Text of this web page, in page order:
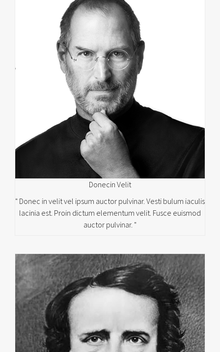
Donecin Velit
" Donec in velit vel ipsum auctor pulvinar. Vesti bulum iaculis
lacinia est. Proin dictum elementum velit. Fusce euismod
auctor pulvinar. "